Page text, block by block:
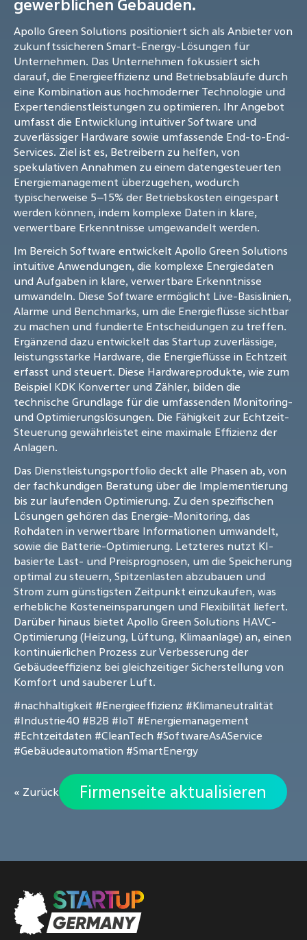
gewerblichen Gebäuden.
Apollo Green Solutions positioniert sich als Anbieter von
zukunftssicheren Smart-Energy-Lösungen für
Unternehmen. Das Unternehmen fokussiert sich
darauf, die Energieeffizienz und Betriebsabläufe durch
eine Kombination aus hochmoderner Technologie und
Expertendienstleistungen zu optimieren. Ihr Angebot
umfasst die Entwicklung intuitiver Software und
zuverlässiger Hardware sowie umfassende End-to-End-
Services. Ziel ist es, Betreibern zu helfen, von
spekulativen Annahmen zu einem datengesteuerten
Energiemanagement überzugehen, wodurch
typischerweise 5–15% der Betriebskosten eingespart
werden können, indem komplexe Daten in klare,
verwertbare Erkenntnisse umgewandelt werden.
Im Bereich Software entwickelt Apollo Green Solutions
intuitive Anwendungen, die komplexe Energiedaten
und Aufgaben in klare, verwertbare Erkenntnisse
umwandeln. Diese Software ermöglicht Live-Basislinien,
Alarme und Benchmarks, um die Energieflüsse sichtbar
zu machen und fundierte Entscheidungen zu treffen.
Ergänzend dazu entwickelt das Startup zuverlässige,
leistungsstarke Hardware, die Energieflüsse in Echtzeit
erfasst und steuert. Diese Hardwareprodukte, wie zum
Beispiel KDK Konverter und Zähler, bilden die
technische Grundlage für die umfassenden Monitoring-
und Optimierungslösungen. Die Fähigkeit zur Echtzeit-
Steuerung gewährleistet eine maximale Effizienz der
Anlagen.
Das Dienstleistungsportfolio deckt alle Phasen ab, von
der fachkundigen Beratung über die Implementierung
bis zur laufenden Optimierung. Zu den spezifischen
Lösungen gehören das Energie-Monitoring, das
Rohdaten in verwertbare Informationen umwandelt,
sowie die Batterie-Optimierung. Letzteres nutzt KI-
basierte Last- und Preisprognosen, um die Speicherung
optimal zu steuern, Spitzenlasten abzubauen und
Strom zum günstigsten Zeitpunkt einzukaufen, was
erhebliche Kosteneinsparungen und Flexibilität liefert.
Darüber hinaus bietet Apollo Green Solutions HAVC-
Optimierung (Heizung, Lüftung, Klimaanlage) an, einen
kontinuierlichen Prozess zur Verbesserung der
Gebäudeeffizienz bei gleichzeitiger Sicherstellung von
Komfort und sauberer Luft.
#nachhaltigkeit #Energieeffizienz #Klimaneutralität
#Industrie40 #B2B #IoT #Energiemanagement
#Echtzeitdaten #CleanTech #SoftwareAsAService
#Gebäudeautomation #SmartEnergy
« Zurück Firmenseite aktualisieren